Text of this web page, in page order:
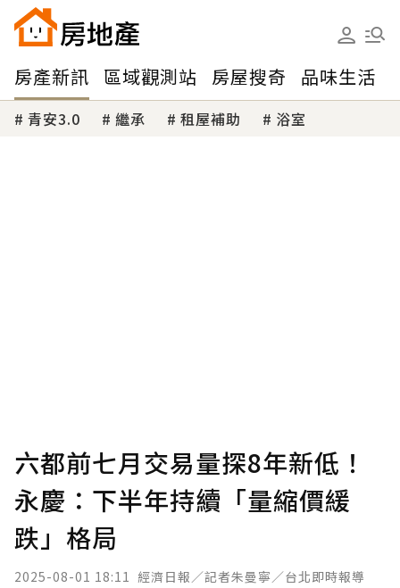
房產新訊 區域觀測站 房屋搜奇 品味生活
青安3.0 繼承 租屋補助 浴室
六都前七月交易量探8年新低！
永慶：下半年持續「量縮價緩
跌」格局
2025-08-01 18:11 經濟日報／記者朱曼寧／台北即時報導